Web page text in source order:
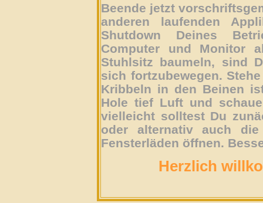
Beende jetzt
anderen laufenden
Shutdown Deines
Computer und Monitor
Stuhlsitz baumeln, sind
sich fortzubewegen.
Kribbeln in den Beinen
Hole tief Luft und
vielleicht solltest Du
oder alternativ auch
Fensterläden öffnen.
Herzlich